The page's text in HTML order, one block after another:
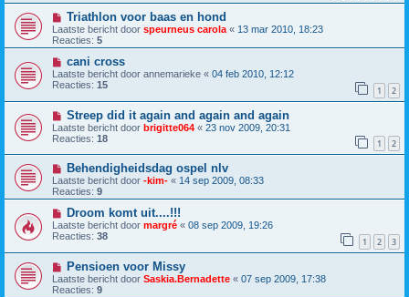
Triathlon voor baas en hond
Laatste bericht door speurneus carola « 13 mar 2010, 18:23
Reacties: 5
cani cross
Laatste bericht door annemarieke « 04 feb 2010, 12:12
Reacties: 15 1 2
Streep did it again and again and again
Laatste bericht door brigitte064 « 23 nov 2009, 20:31
Reacties: 18 1 2
Behendigheidsdag ospel nlv
Laatste bericht door -kim- « 14 sep 2009, 08:33
Reacties: 9
Droom komt uit....!!!
Laatste bericht door margré « 08 sep 2009, 19:26
Reacties: 38 1 2 3
Pensioen voor Missy
Laatste bericht door Saskia.Bernadette « 07 sep 2009, 17:38
Reacties: 9